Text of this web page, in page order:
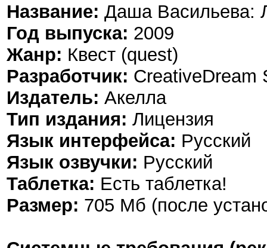
Название: Даша Васильева:
Год выпуска: 2009
Жанр: Квест (quest)
Разработчик: CreativeDream
Издатель: Акелла
Тип издания: Лицензия
Язык интерфейса: Русский
Язык озвучки: Русский
Таблетка: Есть таблетка!
Размер: 705 Мб (после